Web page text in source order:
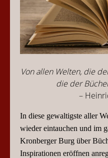
Von allen Welten, die
die der
–
In diese gewaltigste aller
wieder eintauchen und im
Kronberger Burg über
Inspirationen eröffnen